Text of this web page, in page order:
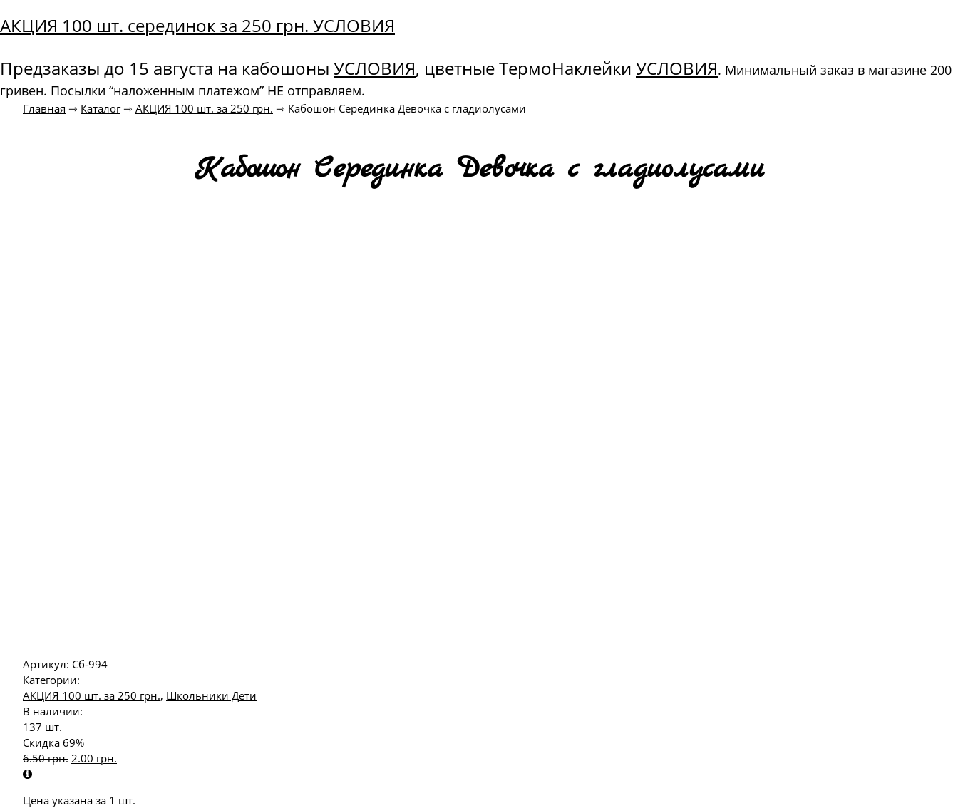
АКЦИЯ 100 шт. серединок за 250 грн. УСЛОВИЯ
Предзаказы до 15 августа на кабошоны УСЛОВИЯ, цветные ТермоНаклейки УСЛОВИЯ. Минимальный заказ в магазине 200
гривен. Посылки “наложенным платежом” НЕ отправляем.
Главная ⇾ Каталог⇾ АКЦИЯ 100 шт. за 250 грн. ⇾ Кабошон Серединка Девочка с гладиолусами
Кабошон Серединка Девочка с гладиолусами
Артикул: Сб-994
Категории:
АКЦИЯ 100 шт. за 250 грн., Школьники Дети
В наличии:
137 шт.
Скидка 69%
6.50грн. 2.00 грн.
Цена указана за 1 шт.